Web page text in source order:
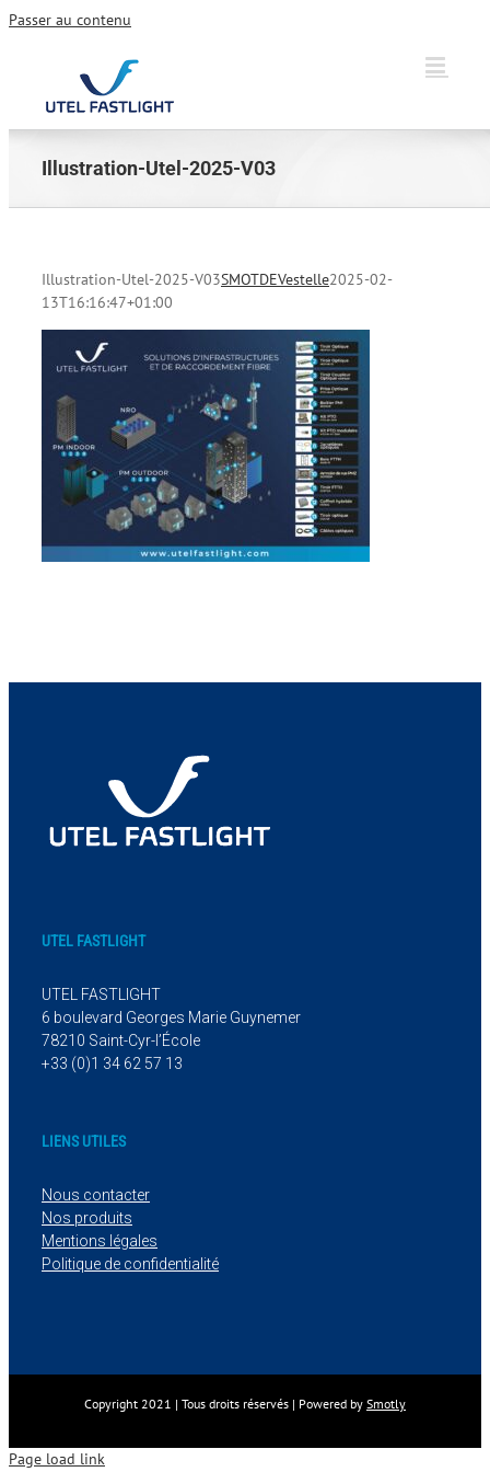
Passer au contenu
Illustration-Utel-2025-V03
Illustration-Utel-2025-V03SMOTDEVestelle2025-02-
13T16:16:47+01:00
UTEL FASTLIGHT
UTEL FASTLIGHT
6 boulevard Georges Marie Guynemer
78210 Saint-Cyr-l’École
+33 (0)1 34 62 57 13
LIENS UTILES
Nous contacter
Nos produits
Mentions légales
Politique de confidentialité
Copyright 2021 | Tous droits réservés | Powered by Smotly
Page load link